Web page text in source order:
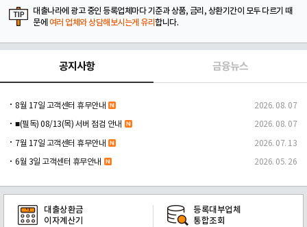
대출나라에 광고 중인 등록업체마다 기준과 상품, 금리, 상환기간이 모두 다르기 때
문에 여러 업체와 상담해보시는게 유리합니다.
공지사항 금융뉴스
8월 17일 고객센터 휴무안내 2026. 08. 07
■(필독) 08/13(목) 서버 점검 안내 2026. 08. 07
7월 17일 고객센터 휴무안내 2026. 07. 13
6월 3일 고객센터 휴무안내 2026. 05. 26
대출상환금
이자계산기
등록대부업체
통합조회